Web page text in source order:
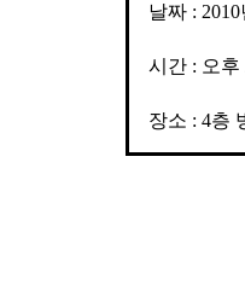
날짜 :
시간 : 오후
장소 : 4층